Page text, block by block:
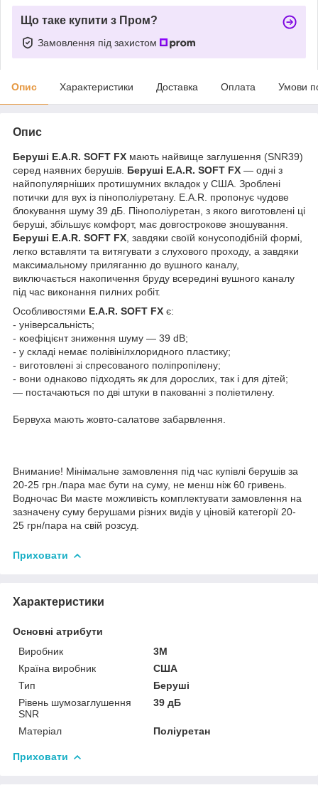
Що таке купити з Пром?
Замовлення під захистом
Опис Характеристики Доставка Оплата Умови
Опис
Беруші E.A.R. SOFT FX мають найвище заглушення (SNR39)
серед наявних берушів. Беруші E.A.R. SOFT FX — одні з
найпопулярніших протишумних вкладок у США. Зроблені
потички для вух із пінополіуретану. E.A.R. пропонує чудове
блокування шуму 39 дБ. Пінополіуретан, з якого виготовлені ці
беруші, збільшує комфорт, має довгострокове зношування.
Беруші E.A.R. SOFT FX , завдяки своїй конусоподібній формі,
легко вставляти та витягувати з слухового проходу, а завдяки
максимальному приляганню до вушного каналу,
виключається накопичення бруду всередині вушного каналу
під час виконання пилних робіт.
Особливостями E.A.R. SOFT FX є:
- універсальність;
- коефіцієнт зниження шуму — 39 dB;
- у складі немає полівінілхлоридного пластику;
- виготовлені зі спресованого поліпропілену;
- вони однаково підходять як для дорослих, так і для дітей;
— постачаються по дві штуки в пакованні з поліетилену.
Бервуха мають жовто-салатове забарвлення.
Внимание! Мінімальне замовлення під час купівлі берушів за
20-25 грн./пара має бути на суму, не менш ніж 60 гривень.
Водночас Ви маєте можливість комплектувати замовлення на
зазначену суму берушами різних видів у ціновій категорії 20-
25 грн/пара на свій розсуд.
Приховати
Характеристики
Основні атрибути
Виробник
3М
Країна виробник
США
Тип
Беруші
Рівень шумозаглушення
SNR
39 дБ
Матеріал Поліуретан
Приховати